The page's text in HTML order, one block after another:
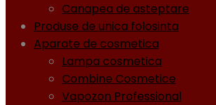
Canapea de asteptare
Produse de unica folosinta
Aparate de cosmetica
Lampa cosmetica
Combine Cosmetice
Vapozon Professional